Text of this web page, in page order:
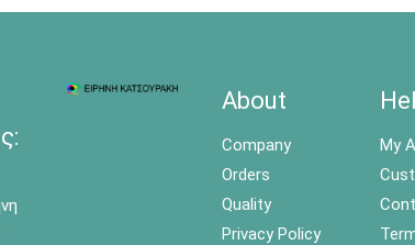
About
Company
Orders
Quality
Privacy Policy
My